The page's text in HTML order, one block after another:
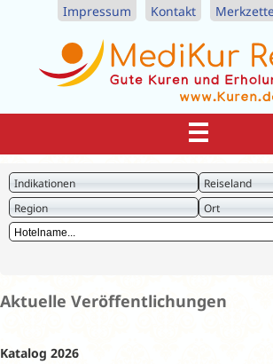
Impressum Kontakt
Indikationen
Reiseland
Region
Ort
Aktuelle Veröffentlichungen
Katalog 2026